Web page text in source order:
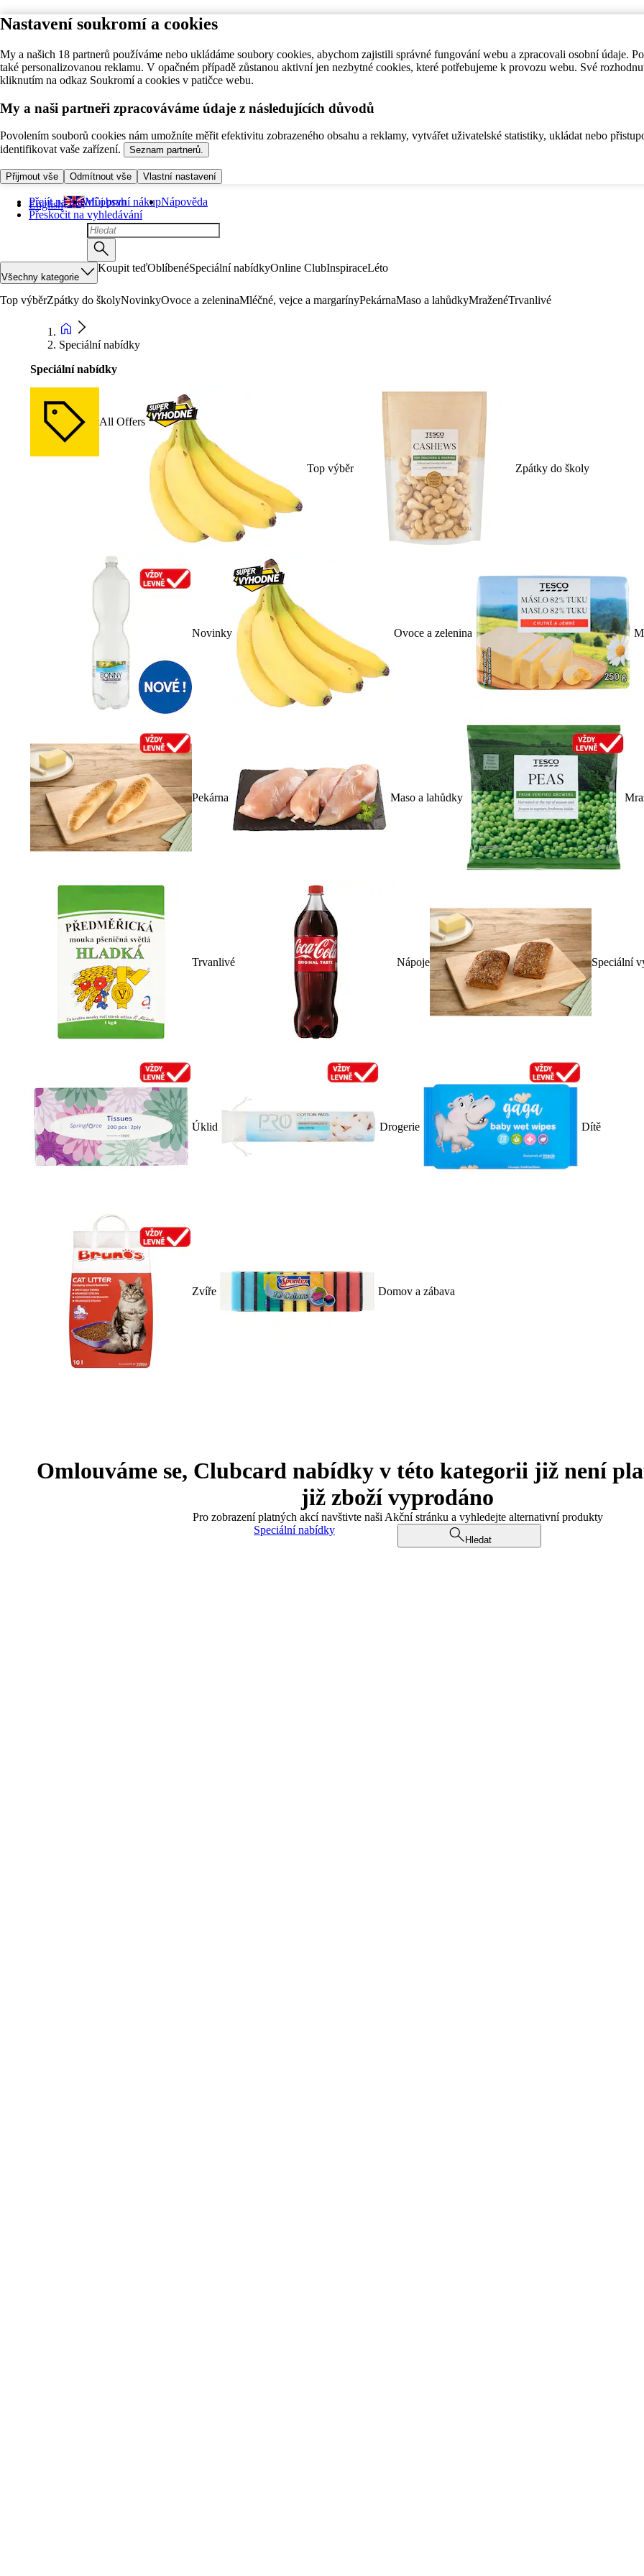
Nastavení soukromí a cookies
My a našich 18 partnerů používáme nebo ukládáme soubory cookies, abychom zajistili správné fungování webu a zpracovali osobní údaje.
také personalizovanou reklamu. V opačném případě zůstanou aktivní jen nezbytné cookies, které potřebujeme k provozu webu. Své
kliknutím na odkaz Soukromí a cookies v patičce webu.
My a naši partneři zpracováváme údaje z následujících důvodů
Povolením souborů cookies nám umožníte měřit efektivitu zobrazeného obsahu a reklamy, vytvářet uživatelské statistiky, ukládat nebo
identifikovat vaše zařízení.
Seznam partnerů.
Přijmout vše Odmítnout vše Vlastní nastavení
Přejít na hlavní obsah
Přeskočit na vyhledávání
English Můj první nákupNápověda
Všechny kategorie
Koupit teďOblíbenéSpeciální nabídkyOnline ClubInspiraceLéto
Top výběrZpátky do školyNovinkyOvoce a zeleninaMléčné, vejce a margarínyPekárnaMaso a lahůdkyMraženéTrvanlivé
Speciální nabídky
Speciální nabídky
All Offers
Top výběr Zpátky do školy
Novinky Ovoce a zelenina
Pekárna Maso a lahůdky
Trvanlivé Nápoje Speciální
Úklid Drogerie Dítě
Zvíře Domov a zábava
Omlouváme se, Clubcard nabídky v této kategorii již není
již zboží vyprodáno
Pro zobrazení platných akcí navštivte naši Akční stránku a vyhledejte alternativní produkty
Speciální nabídky
Hledat